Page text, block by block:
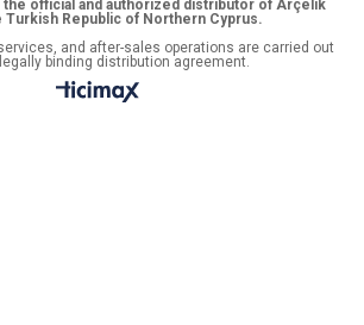
the official and authorized distributor of Arçelik
Turkish Republic of Northern Cyprus.
and after-sales operations are carried out
binding distribution agreement.